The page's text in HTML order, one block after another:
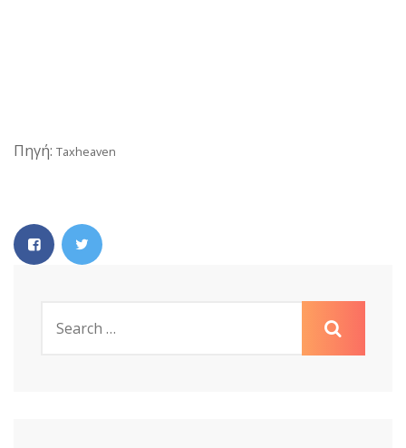
Πηγή: Taxheaven